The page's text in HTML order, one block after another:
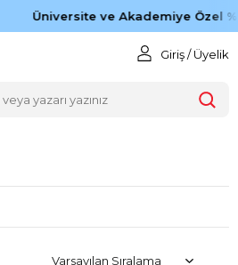
Üniversite ve Akademiye Özel
Giriş / Üyelik